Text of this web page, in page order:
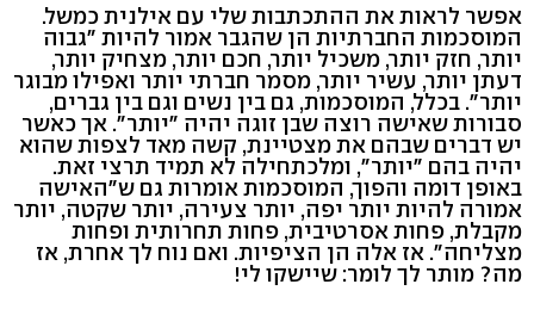
אפשר לראות את ההתכתבות שלי עם אילנית כמשל.
המוסכמות החברתיות הן שהגבר אמור להיות "גבוה
יותר, חזק יותר, משכיל יותר, חכם יותר, מצחיק יותר,
דעתן יותר, עשיר יותר, מסמר חברתי יותר ואפילו מבוגר
יותר". בכלל, המוסכמות, גם בין נשים וגם בין גברים,
סבורות שאישה רוצה שבן זוגה יהיה "יותר". אך כאשר
יש דברים שבהם את מצטיינת, קשה מאד לצפות שהוא
יהיה בהם "יותר", ומלכתחילה לא תמיד תרצי זאת.
באופן דומה והפוך, המוסכמות אומרות גם ש"האישה
אמורה להיות יותר יפה, יותר צעירה, יותר שקטה, יותר
מקבלת, פחות אסרטיבית, פחות תחרותית ופחות
מצליחה". אז אלה הן הציפיות. ואם נוח לך אחרת, אז
מה? מותר לך לומר: שיישקו לי!